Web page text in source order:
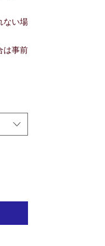
ない場
は事前